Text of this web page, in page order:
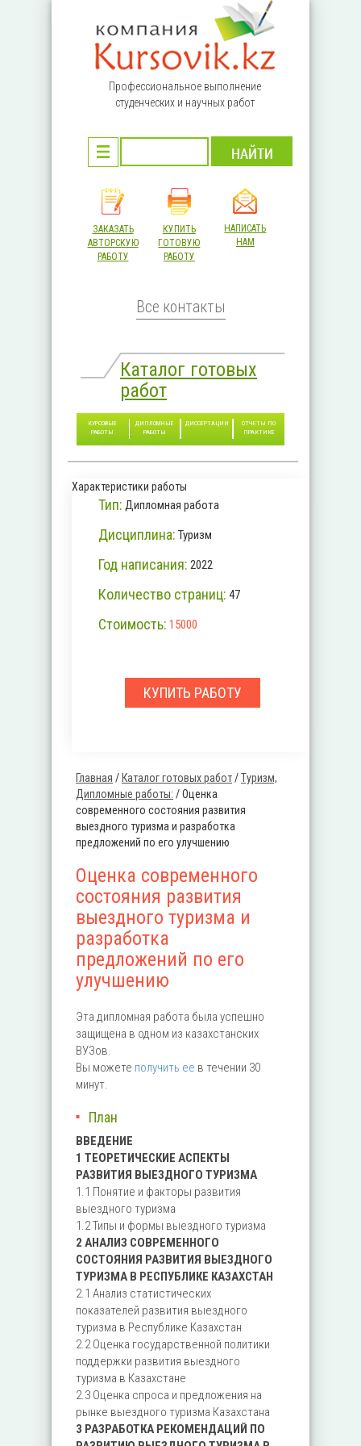
Профессиональное выполнение
студенческих и научных работ
ЗАКАЗАТЬ
АВТОРСКУЮ
РАБОТУ
КУПИТЬ
ГОТОВУЮ
РАБОТУ
НАПИСАТЬ
НАМ
Все контакты
Каталог готовых
работ
КУРСОВЫЕ
РАБОТЫ
ДИПЛОМНЫЕ
РАБОТЫ
ДИССЕРТАЦИИ
ОТЧЕТЫ ПО
ПРАКТИКЕ
Вы здесь
Главная / Каталог готовых работ/Туризм,
Дипломные работы: /Оценка
современного состояния развития
выездного туризма и разработка
предложений по его улучшению
Оценка современного
состояния развития
выездного туризма и
разработка
предложений по его
улучшению
Эта дипломная работа была успешно
защищена в одном из казахстанских
ВУЗов.
Вы можете получить ее в течении 30
минут.
План
ВВЕДЕНИЕ
1 ТЕОРЕТИЧЕСКИЕ АСПЕКТЫ
РАЗВИТИЯ ВЫЕЗДНОГО ТУРИЗМА
1.1 Понятие и факторы развития
выездного туризма
1.2 Типы и формы выездного туризма
2 АНАЛИЗ СОВРЕМЕННОГО
СОСТОЯНИЯ РАЗВИТИЯ ВЫЕЗДНОГО
ТУРИЗМА В РЕСПУБЛИКЕ КАЗАХСТАН
2.1 Анализ статистических
показателей развития выездного
туризма в Республике Казахстан
2.2 Оценка государственной политики
поддержки развития выездного
туризма в Казахстане
2.3 Оценка спроса и предложения на
рынке выездного туризма Казахстана
3 РАЗРАБОТКА РЕКОМЕНДАЦИЙ ПО
Характеристики работы
Тип: Дипломная работа
Дисциплина: Туризм
Год написания: 2022
Количество страниц: 47
Стоимость: 15000
КУПИТЬ РАБОТУ